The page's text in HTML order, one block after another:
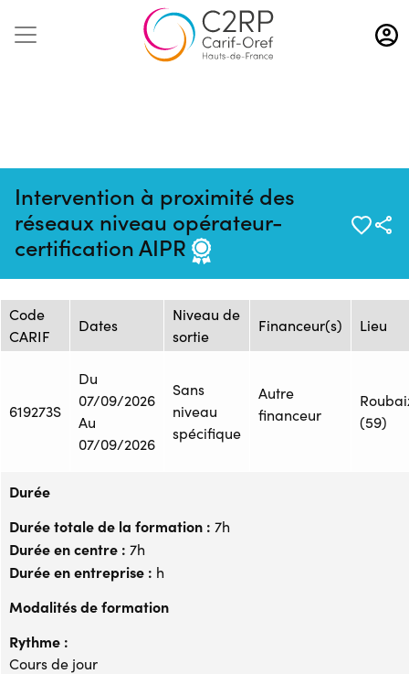
Aller
au
contenu
Intervention à proximité des
réseaux niveau opérateur-
certification AIPR
Mise à jour :
06/05/2026
Formation :
25104197F
Source : FRESC - Site Beau
Chêne AREP/UFA
Session de formation
Code
CARIF
Dates
Niveau de
sortie
Financeur(s) Lieu
619273S
Du
07/09/2026
Au
07/09/2026
Sans
niveau
spécifique
Autre
financeur
(59)
Durée
Durée totale de la formation : 7h
Durée en centre : 7h
Durée en entreprise : h
Modalités de formation
Rythme :
Cours de jour